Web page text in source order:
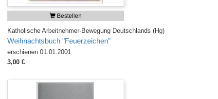
Bestellen
Katholische Arbeitnehmer-Bewegung Deutschlands (Hg)
Weihnachtsbuch "Feuerzeichen"
erschienen 01.01.2001
3,00 €